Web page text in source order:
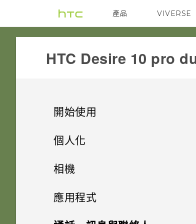
產品
VIVE G REIGNS
VIVERSE
HTC Desire 10 pro
開始使用
手機上的各種便利功能
HTC 與 Google 相簿整合
螢幕鍵盤有哪些改變
個人化
手機設定及傳輸
設定螢幕鎖定
設定智慧鎖
啟動列
相機
拍照和錄影
相機畫面
應用程式
Google 相簿